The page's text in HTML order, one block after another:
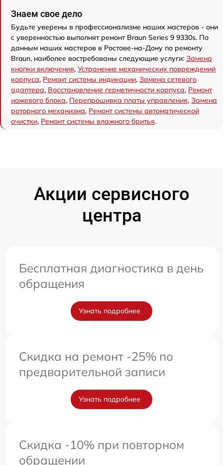
Знаем свое дело
Будьте уверены в профессионализме наших мастеров - они
с уверенностью выполнят ремонт Braun Series 9 9330s. По
данным наших мастеров в Ростове-на-Дону по ремонту
Braun, наиболее востребованы следующие услуги: Замена
кнопки включения, Устранение механических повреждений
корпуса, Ремонт системы индикации, Замена сетевого
адаптера, Восстановление герметичности корпуса, Ремонт
ножевого блока, Перепрошивка платы управления, Замена
роторного механизма, Ремонт системы автоматической
очистки, Ремонт системы влажного бритья.
Акции сервисного
центра
Бесплатная диагностика в день
обращения
Узнать подробнее
Скидка на ремонт -25% по
предварительной записи
Узнать подробнее
Скидка -10% при повторном
обращении